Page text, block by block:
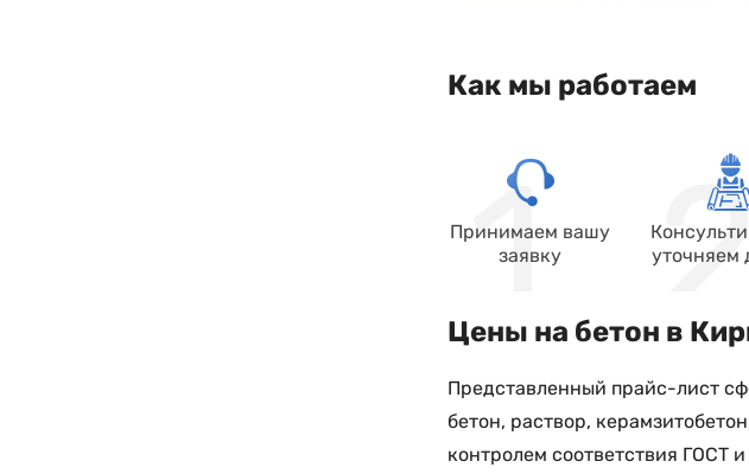
Как мы работаем
Принимаем вашу
заявку
уточняем
Цены на бетон в
Представленный прайс-лист
бетон, раствор,
контролем соответствия ГОСТ